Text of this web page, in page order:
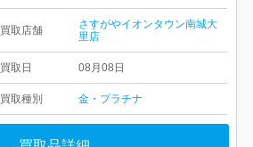
買取店舗
さすがやイオンタウン南城大
里店
買取日 08月08日
買取種別 金・プラチナ